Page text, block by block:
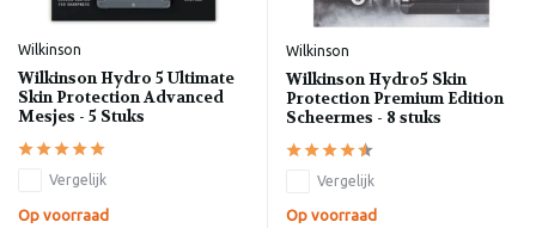
Wilkinson
Wilkinson Hydro 5 Ultimate
Skin Protection Advanced
Mesjes - 5 Stuks
Vergelijk
Op voorraad
Wilkinson
Wilkinson Hydro5 Skin
Protection Premium Edition
Scheermes - 8 stuks
Vergelijk
Op voorraad